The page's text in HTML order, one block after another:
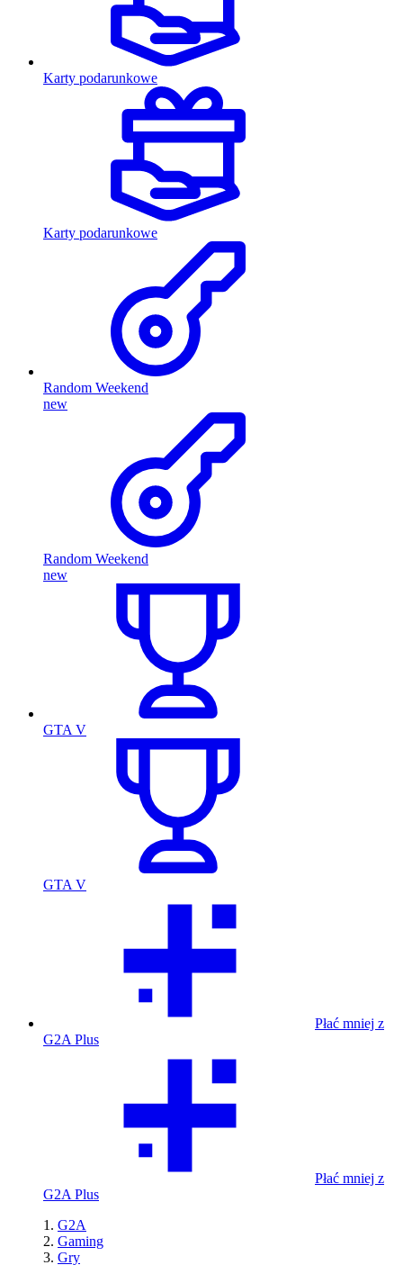
Karty podarunkowe
Karty podarunkowe
Random Weekend
new
Random Weekend
new
GTA V
GTA V
Płać mniej z
G2A Plus
Płać mniej z
G2A Plus
G2A
Gaming
Gry